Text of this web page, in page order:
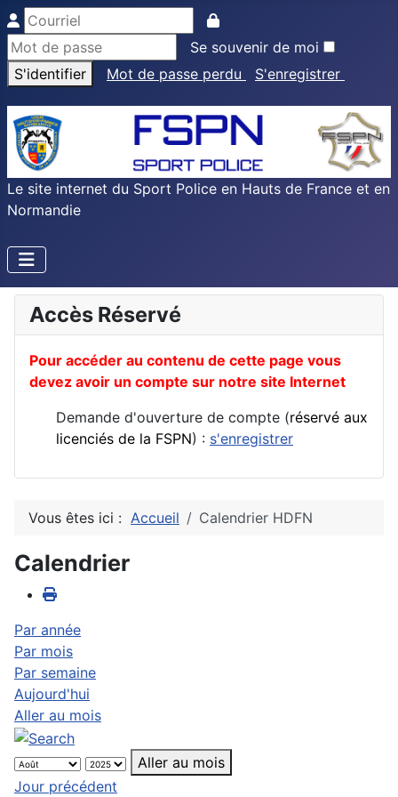
Se souvenir de moi
S'identifier
Mot de passe perdu S'enregistrer
Le site internet du Sport Police en Hauts de France et en
Normandie
Accès Réservé
Pour accéder au contenu de cette page vous
devez avoir un compte sur notre site Internet
Demande d'ouverture de compte (réservé aux
licenciés de la FSPN) : s'enregistrer
Vous êtes ici : Accueil Calendrier HDFN
Calendrier
Par année
Par mois
Par semaine
Aujourd'hui
Aller au mois
Aller au mois
Jour précédent